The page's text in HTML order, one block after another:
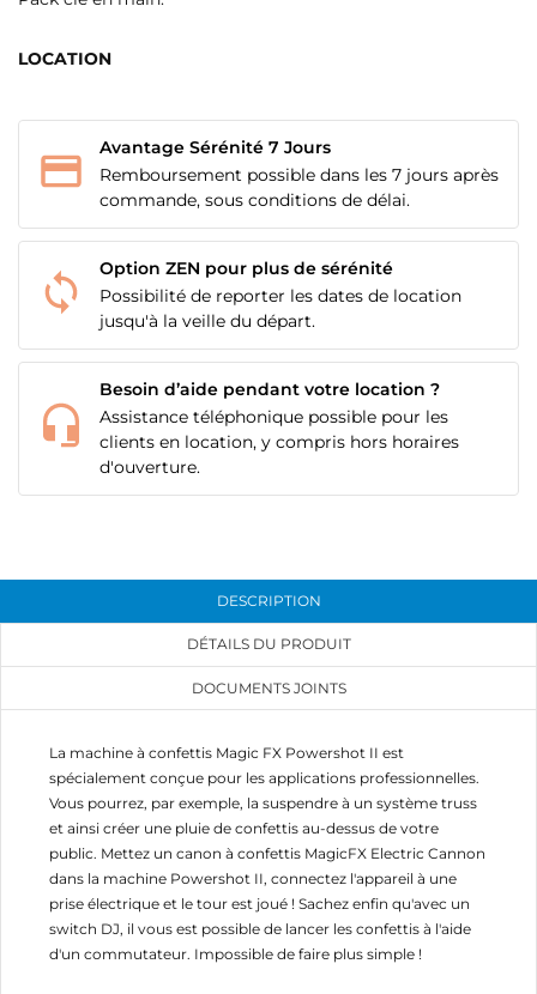
LOCATION
Avantage Sérénité 7 Jours
Remboursement possible dans les 7 jours après
commande, sous conditions de délai.
Option ZEN pour plus de sérénité
Possibilité de reporter les dates de location
jusqu'à la veille du départ.
Besoin d’aide pendant votre location ?
Assistance téléphonique possible pour les
clients en location, y compris hors horaires
d'ouverture.
DESCRIPTION
DÉTAILS DU PRODUIT
DOCUMENTS JOINTS
La machine à confettis Magic FX Powershot II est
spécialement conçue pour les applications professionnelles.
Vous pourrez, par exemple, la suspendre à un système truss
et ainsi créer une pluie de confettis au-dessus de votre
public. Mettez un canon à confettis MagicFX Electric Cannon
dans la machine Powershot II, connectez l'appareil à une
prise électrique et le tour est joué ! Sachez enfin qu'avec un
switch DJ, il vous est possible de lancer les confettis à l'aide
d'un commutateur. Impossible de faire plus simple !
MES LISTES
CRÉER UNE LISTE D'ENVIES
NOM DE LA LISTE D'ENVIES
Annuler Créer une liste d'envies
CONNEXION
Vous devez être connecté pour ajouter des produits